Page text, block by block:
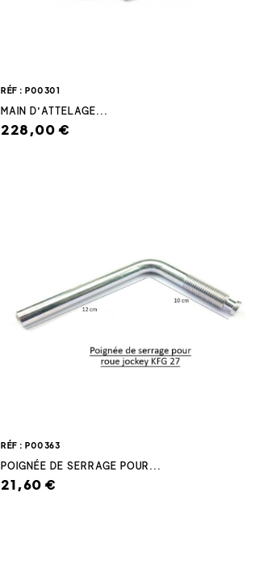
RÉF : P00301
MAIN D'ATTELAGE...
228,00 €
RÉF : P00363
POIGNÉE DE SERRAGE POUR...
21,60 €